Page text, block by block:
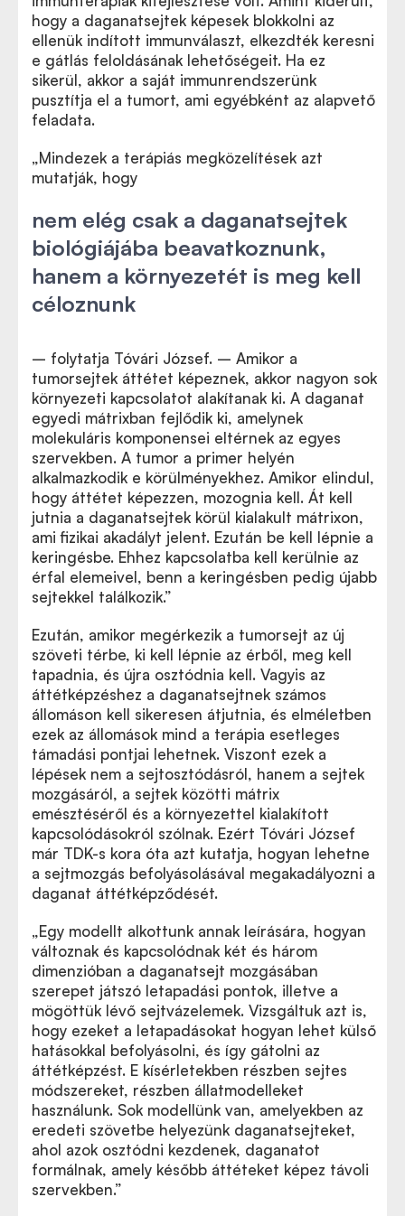
hogy a daganatsejtek képesek blokkolni az
ellenük indított immunválaszt, elkezdték keresni
e gátlás feloldásának lehetőségeit. Ha ez
sikerül, akkor a saját immunrendszerünk
pusztítja el a tumort, ami egyébként az alapvető
feladata.
„Mindezek a terápiás megközelítések azt
mutatják, hogy
nem elég csak a daganatsejtek
biológiájába beavatkoznunk,
hanem a környezetét is meg kell
céloznunk
– folytatja Tóvári József. – Amikor a
tumorsejtek áttétet képeznek, akkor nagyon sok
környezeti kapcsolatot alakítanak ki. A daganat
egyedi mátrixban fejlődik ki, amelynek
molekuláris komponensei eltérnek az egyes
szervekben. A tumor a primer helyén
alkalmazkodik e körülményekhez. Amikor elindul,
hogy áttétet képezzen, mozognia kell. Át kell
jutnia a daganatsejtek körül kialakult mátrixon,
ami fizikai akadályt jelent. Ezután be kell lépnie a
keringésbe. Ehhez kapcsolatba kell kerülnie az
érfal elemeivel, benn a keringésben pedig újabb
sejtekkel találkozik.”
Ezután, amikor megérkezik a tumorsejt az új
szöveti térbe, ki kell lépnie az érből, meg kell
tapadnia, és újra osztódnia kell. Vagyis az
áttétképzéshez a daganatsejtnek számos
állomáson kell sikeresen átjutnia, és elméletben
ezek az állomások mind a terápia esetleges
támadási pontjai lehetnek. Viszont ezek a
lépések nem a sejtosztódásról, hanem a sejtek
mozgásáról, a sejtek közötti mátrix
emésztéséről és a környezettel kialakított
kapcsolódásokról szólnak. Ezért Tóvári József
már TDK-s kora óta azt kutatja, hogyan lehetne
a sejtmozgás befolyásolásával megakadályozni a
daganat áttétképződését.
„Egy modellt alkottunk annak leírására, hogyan
változnak és kapcsolódnak két és három
dimenzióban a daganatsejt mozgásában
szerepet játszó letapadási pontok, illetve a
mögöttük lévő sejtvázelemek. Vizsgáltuk azt is,
hogy ezeket a letapadásokat hogyan lehet külső
hatásokkal befolyásolni, és így gátolni az
áttétképzést. E kísérletekben részben sejtes
módszereket, részben állatmodelleket
használunk. Sok modellünk van, amelyekben az
eredeti szövetbe helyezünk daganatsejteket,
ahol azok osztódni kezdenek, daganatot
formálnak, amely később áttéteket képez távoli
szervekben.”